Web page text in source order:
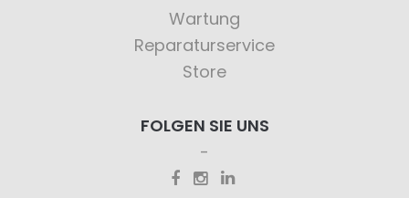
Wartung
Reparaturservice
Store
FOLGEN SIE UNS